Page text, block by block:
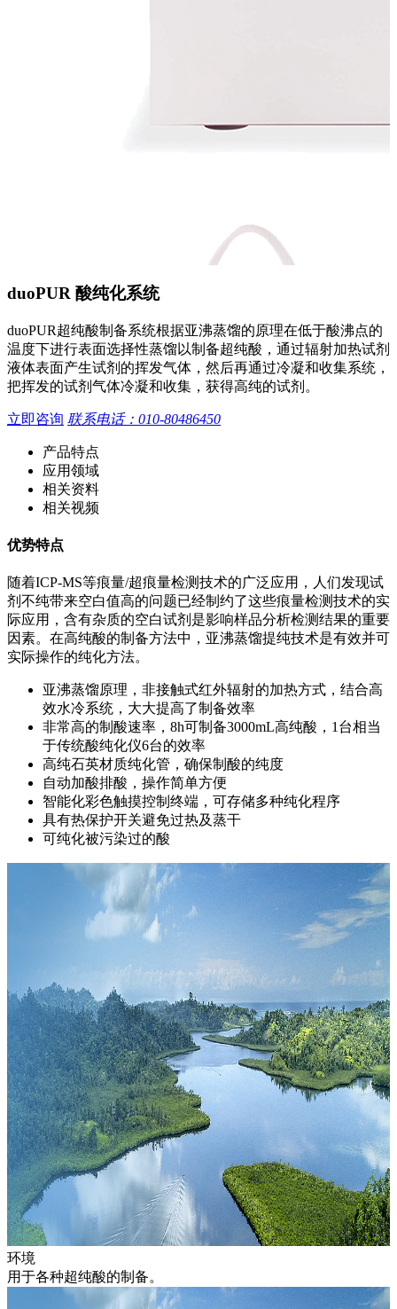
duoPUR 酸纯化系统
duoPUR超纯酸制备系统根据亚沸蒸馏的原理在低于酸沸点的
温度下进行表面选择性蒸馏以制备超纯酸，通过辐射加热试剂
液体表面产生试剂的挥发气体，然后再通过冷凝和收集系统，
把挥发的试剂气体冷凝和收集，获得高纯的试剂。
立即咨询 联系电话：010-80486450
产品特点
应用领域
相关资料
相关视频
优势特点
随着ICP-MS等痕量/超痕量检测技术的广泛应用，人们发现试
剂不纯带来空白值高的问题已经制约了这些痕量检测技术的实
际应用，含有杂质的空白试剂是影响样品分析检测结果的重要
因素。在高纯酸的制备方法中，亚沸蒸馏提纯技术是有效并可
实际操作的纯化方法。
亚沸蒸馏原理，非接触式红外辐射的加热方式，结合高
效水冷系统，大大提高了制备效率
非常高的制酸速率，8h可制备3000mL高纯酸，1台相当
于传统酸纯化仪6台的效率
高纯石英材质纯化管，确保制酸的纯度
自动加酸排酸，操作简单方便
智能化彩色触摸控制终端，可存储多种纯化程序
具有热保护开关避免过热及蒸干
可纯化被污染过的酸
环境
用于各种超纯酸的制备。